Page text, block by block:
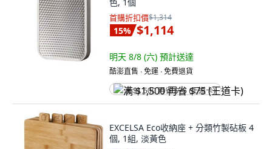
首購折扣價$1,314
15% $1,114
明天 8/8 (六) 預計送達
酷澎直售 ∙ 免運 ∙ 免費退貨
满 $1,500 再省 $75 (王道卡)
EXCELSA Eco收納座 + 分類竹製砧板 4
個, 1組, 淡黃色